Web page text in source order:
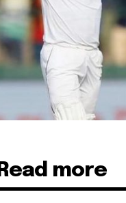
Read more